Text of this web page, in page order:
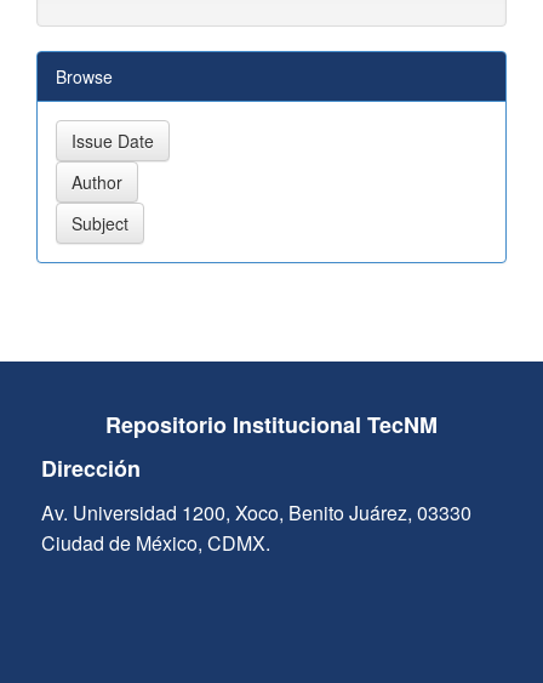
Browse
Repositorio Institucional TecNM
Dirección
Av. Universidad 1200, Xoco, Benito Juárez, 03330
Ciudad de México, CDMX.